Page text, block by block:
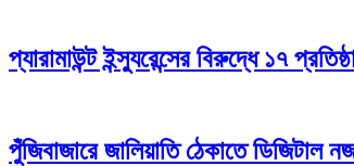
প্যারামাউন্ট ইন্স্যুরেন্সের বিরুদ্ধে ১৭
পুঁজিবাজারে জালিয়াতি ঠেকাতে ডিজিটাল